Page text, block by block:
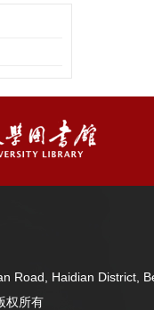
Road, Haidian District,
权所有